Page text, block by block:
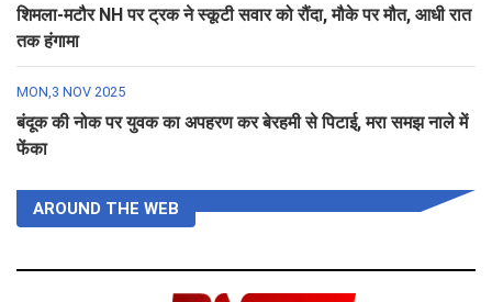
शिमला-मटौर NH पर ट्रक ने स्कूटी सवार को रौंदा, मौके पर मौत, आधी रात
तक हंगामा
MON,3 NOV 2025
बंदूक की नोक पर युवक का अपहरण कर बेरहमी से पिटाई, मरा समझ नाले में
फेंका
AROUND THE WEB